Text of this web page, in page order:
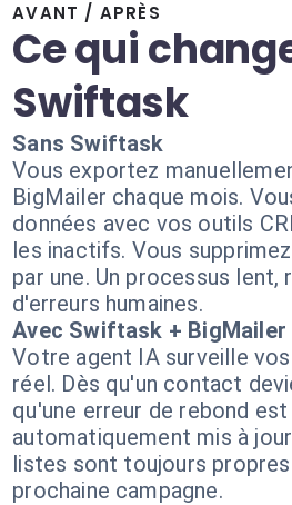
AVANT / APRÈS
Ce qui
Swiftask
Sans Swiftask
Vous exportez
BigMailer chaque mois.
données avec vos outils
les inactifs. Vous
par une. Un processus lent,
d'erreurs humaines.
Avec Swiftask + BigMailer
Votre agent IA surveille
réel. Dès qu'un contact
qu'une erreur de rebond
automatiquement mis à
listes sont toujours
prochaine campagne.